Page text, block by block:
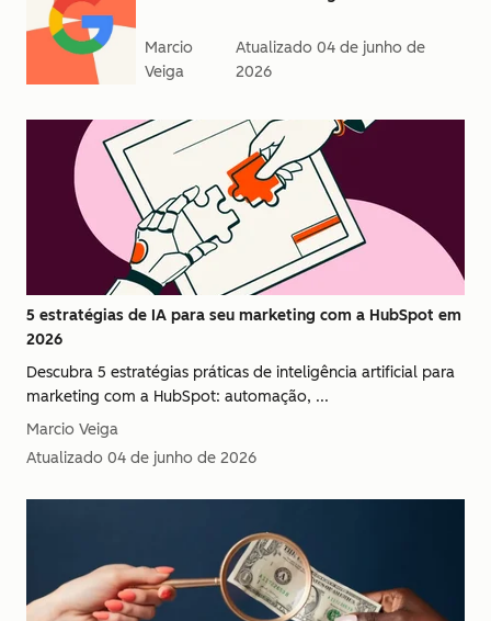
Marcio
Veiga
Atualizado 04 de junho de
2026
5 estratégias de IA para seu marketing com a HubSpot em
2026
Descubra 5 estratégias práticas de inteligência artificial para
marketing com a HubSpot: automação, ...
Marcio Veiga
Atualizado 04 de junho de 2026